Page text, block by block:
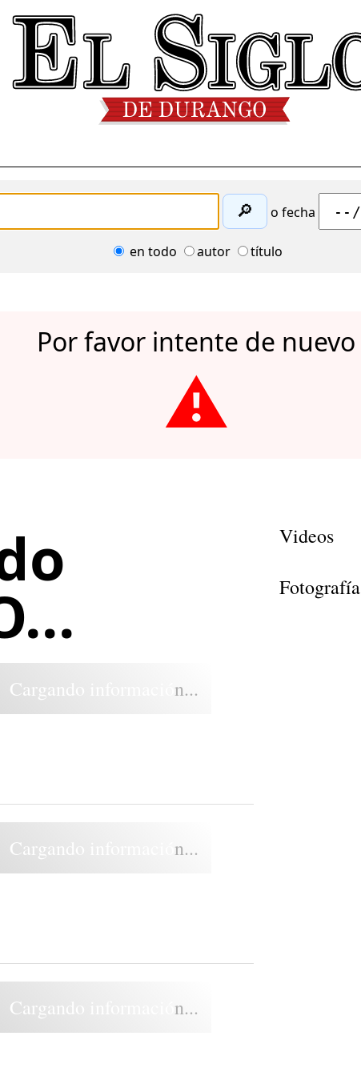
🔎 o fecha
en todo autor título
Por favor intente de nuevo
⚠️
Cargando información...
Cargando información...
Cargando información...
Videos
Fotografía